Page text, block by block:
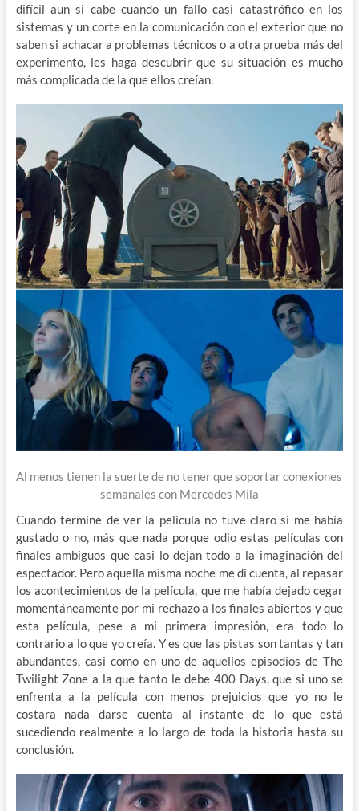
difícil aun si cabe cuando un fallo casi catastrófico en los
sistemas y un corte en la comunicación con el exterior que no
saben si achacar a problemas técnicos o a otra prueba más del
experimento, les haga descubrir que su situación es mucho
más complicada de la que ellos creían.
Al menos tienen la suerte de no tener que soportar conexiones
semanales con Mercedes Mila
Cuando termine de ver la película no tuve claro si me había
gustado o no, más que nada porque odio estas películas con
finales ambiguos que casi lo dejan todo a la imaginación del
espectador. Pero aquella misma noche me di cuenta, al repasar
los acontecimientos de la película, que me había dejado cegar
momentáneamente por mi rechazo a los finales abiertos y que
esta película, pese a mi primera impresión, era todo lo
contrario a lo que yo creía. Y es que las pistas son tantas y tan
abundantes, casi como en uno de aquellos episodios de The
Twilight Zone a la que tanto le debe 400 Days, que si uno se
enfrenta a la película con menos prejuicios que yo no le
costara nada darse cuenta al instante de lo que está
sucediendo realmente a lo largo de toda la historia hasta su
conclusión.